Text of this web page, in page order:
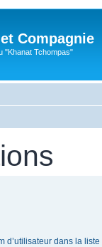
Compagnie
"Khanat Tchompas"
d’utilisateur dans la liste